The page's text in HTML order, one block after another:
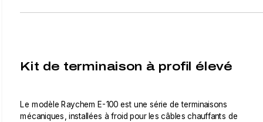
Kit de terminaison à profil élevé
Le modèle Raychem E-100 est une série de terminaisons
mécaniques, installées à froid pour les câbles chauffants de